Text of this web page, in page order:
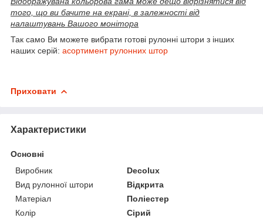
того, що ви бачите на екрані, в залежності від
налаштувань Вашого монітора
Так само Ви можете вибрати готові рулонні штори з інших
наших серій: асортимент рулонних штор
Приховати
Характеристики
Основні
Виробник
Decolux
Вид рулонної штори
Відкрита
Матеріал
Поліестер
Колір
Сірий